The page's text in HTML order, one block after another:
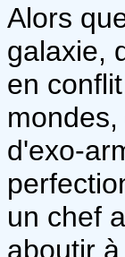
Alors
galaxie,
en
d'exo-
un chef
aboutir